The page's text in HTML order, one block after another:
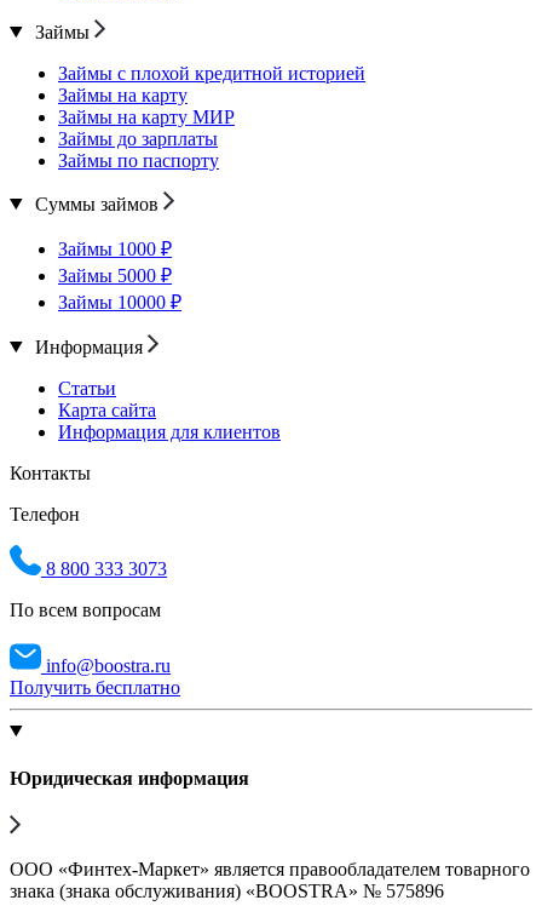
Займы
Займы с плохой кредитной историей
Займы на карту
Займы на карту МИР
Займы до зарплаты
Займы по паспорту
Суммы займов
Займы 1000 ₽
Займы 5000 ₽
Займы 10000 ₽
Информация
Статьи
Карта сайта
Информация для клиентов
Контакты
Телефон
8 800 333 3073
По всем вопросам
info@boostra.ru
Получить бесплатно
Юридическая информация
ООО «Финтех-Маркет» является правообладателем товарного
знака (знака обслуживания) «BOOSTRA» № 575896